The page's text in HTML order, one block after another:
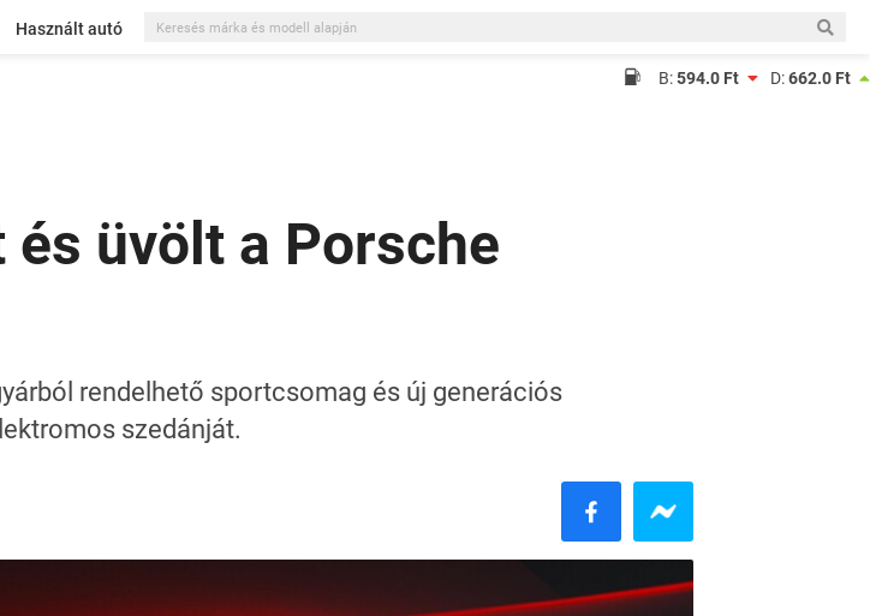
Használt autó
B:594.0 Ft D:662.0 Ft
üvölt a Porsche
rendelhető sportcsomag és új generációs
szedánját.